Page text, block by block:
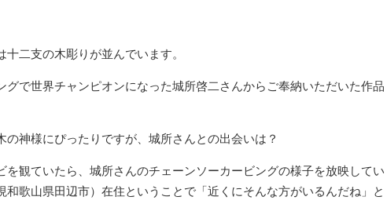
十二支の木彫りが並んでいます。
グで世界チャンピオンになった城所啓二さんからご奉納いただいた作品
の神様にぴったりですが、城所さんとの出会いは？
を観ていたら、城所さんのチェーンソーカービングの様子を放映してい
和歌山県田辺市）在住ということで「近くにそんな方がいるんだね」と